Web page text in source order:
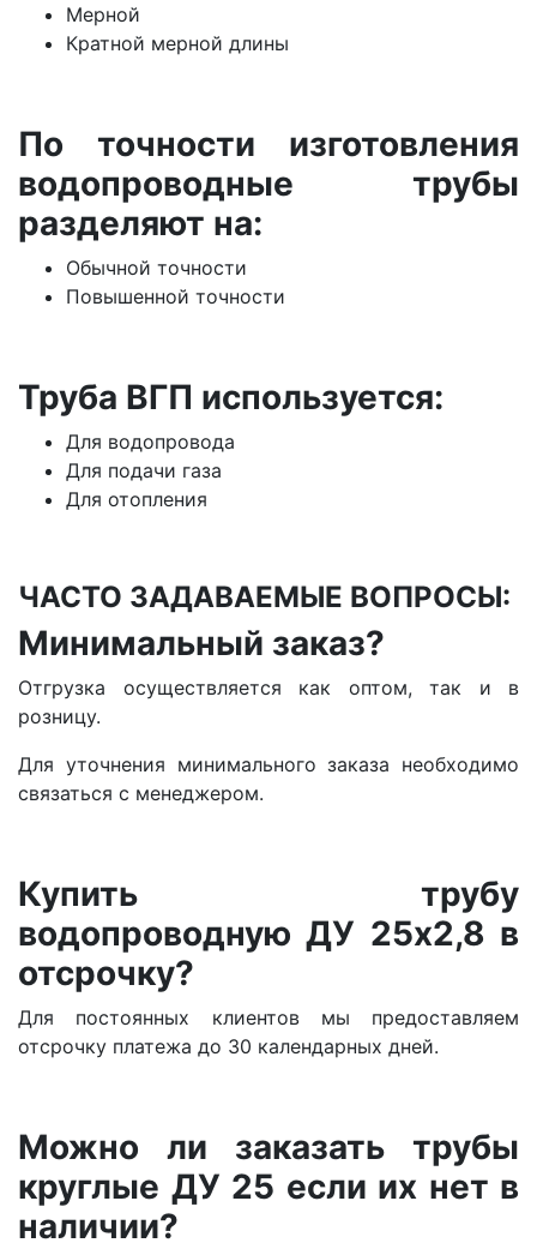
Мерной
Кратной мерной длины
По точности изготовления
водопроводные трубы
разделяют на:
Обычной точности
Повышенной точности
Труба ВГП используется:
Для водопровода
Для подачи газа
Для отопления
ЧАСТО ЗАДАВАЕМЫЕ ВОПРОСЫ:
Минимальный заказ?
Отгрузка осуществляется как оптом, так и в
розницу.
Для уточнения минимального заказа необходимо
связаться с менеджером.
Купить трубу
водопроводную ДУ 25х2,8 в
отсрочку?
Для постоянных клиентов мы предоставляем
отсрочку платежа до 30 календарных дней.
Можно ли заказать трубы
круглые ДУ 25 если их нет в
наличии?